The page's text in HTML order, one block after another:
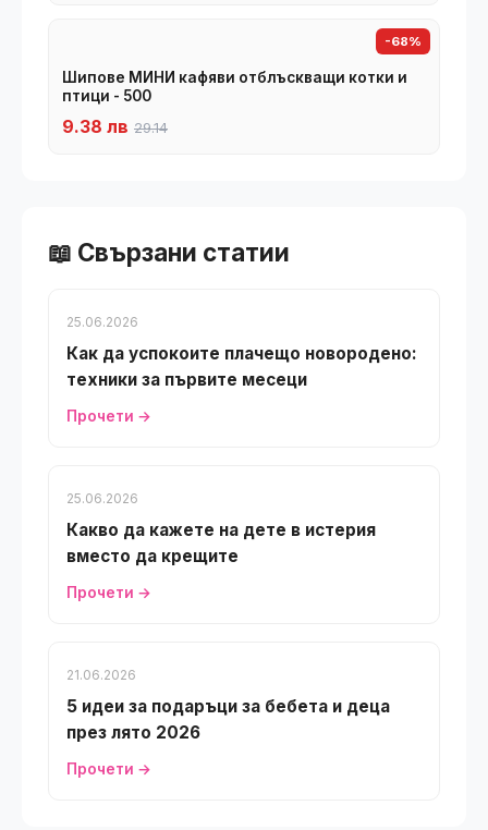
-68%
Шипове МИНИ кафяви отблъскващи котки и
птици - 500
9.38 лв 29.14
📖 Свързани статии
25.06.2026
Как да успокоите плачещо новородено:
техники за първите месеци
Прочети →
25.06.2026
Какво да кажете на дете в истерия
вместо да крещите
Прочети →
21.06.2026
5 идеи за подаръци за бебета и деца
през лято 2026
Прочети →